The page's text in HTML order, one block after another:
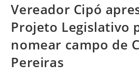
Vereador Cipó
Projeto Legislativo
nomear campo de
Pereiras